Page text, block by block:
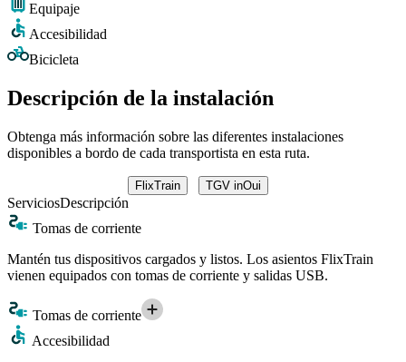
Equipaje
Accesibilidad
Bicicleta
Descripción de la instalación
Obtenga más información sobre las diferentes instalaciones
disponibles a bordo de cada transportista en esta ruta.
FlixTrain TGV inOui
ServiciosDescripción
Tomas de corriente
Mantén tus dispositivos cargados y listos. Los asientos FlixTrain
vienen equipados con tomas de corriente y salidas USB.
Tomas de corriente
Accesibilidad